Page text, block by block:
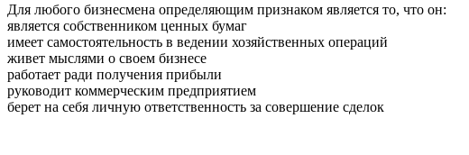
Для любого бизнесмена определяющим признаком является то, что он:
является собственником ценных бумаг
имеет самостоятельность в ведении хозяйственных операций
живет мыслями о своем бизнесе
работает ради получения прибыли
руководит коммерческим предприятием
берет на себя личную ответственность за совершение сделок